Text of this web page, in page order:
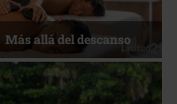
Energía que Impulsa la
competitividad